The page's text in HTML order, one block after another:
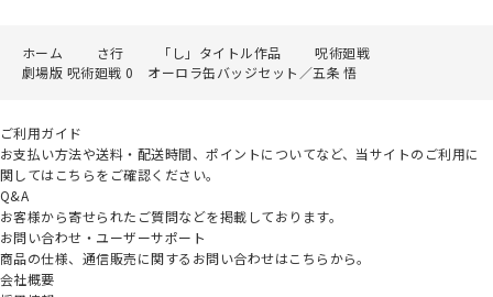
ホーム さ行 「し」タイトル作品
呪術廻戦
劇場版 呪術廻戦 0 オーロラ缶バッジセット／五条 悟
ご利用ガイド
お支払い方法や送料・配送時間、ポイントについてなど、当サイトのご利用に
関してはこちらをご確認ください。
Q&A
お客様から寄せられたご質問などを掲載しております。
お問い合わせ・ユーザーサポート
商品の仕様、通信販売に関するお問い合わせはこちらから。
会社概要